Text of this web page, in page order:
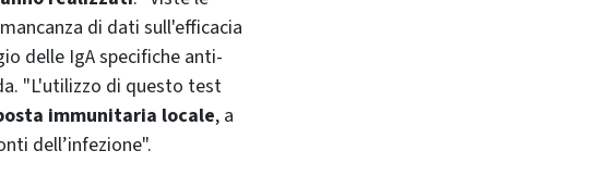
di dati sull'efficacia
delle IgA specifiche anti-
"L'utilizzo di questo test
immunitaria locale, a
dell’infezione".